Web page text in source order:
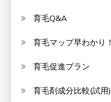
育毛Q&A
育毛マップ早わかり！
育毛促進プラン
育毛剤成分比較(試用)